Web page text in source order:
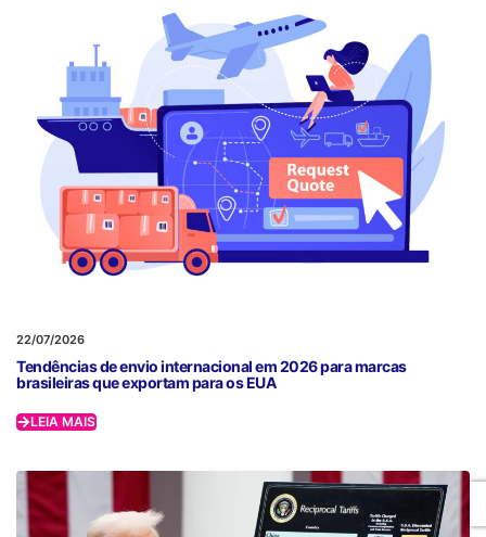
22/07/2026
Tendências de envio internacional em 2026 para marcas
brasileiras que exportam para os EUA
LEIA MAIS